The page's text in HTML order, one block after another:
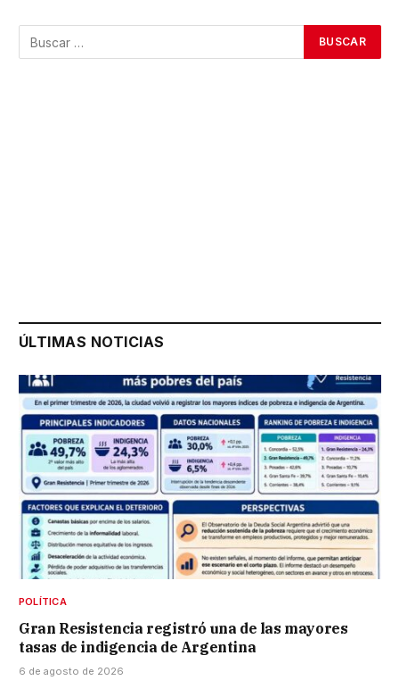
ÚLTIMAS NOTICIAS
POLÍTICA
Gran Resistencia registró una de las mayores
tasas de indigencia de Argentina
6 de agosto de 2026